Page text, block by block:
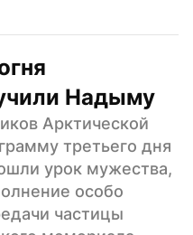
Надыму
Арктической
третьего дня
урок мужества,
особо
частицы